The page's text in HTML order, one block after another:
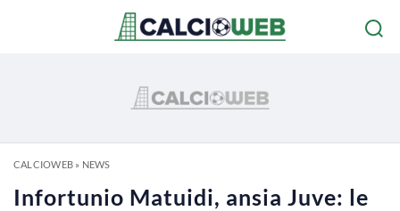
CALCIOWEB» NEWS
Infortunio Matuidi, ansia Juve: le